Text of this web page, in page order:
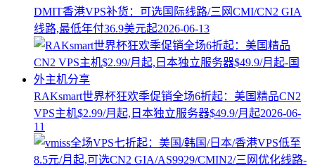
DMIT香港VPS补货：可选国际线路/三网CMI/CN2 GIA
线路,最低年付36.9美元起2026-06-13
RAKsmart世界杯狂欢季促销全场6折起：美国精品CN2
VPS主机$2.99/月起,日本独立服务器$49.9/月起2026-06-
11